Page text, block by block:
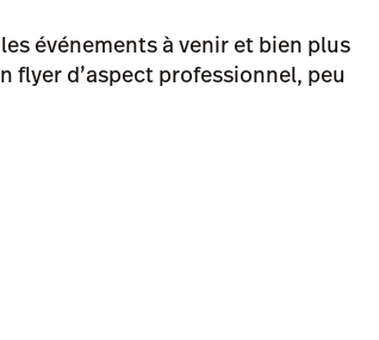
événements à venir et bien plus
flyer d’aspect professionnel, peu